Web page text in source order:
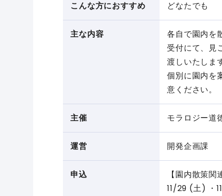
こんな方におすすめ どなたでも
主な内容
各自で園内を
受付にて、見
渡しいたしま
個別に園内を
意ください。
主催 モラロジー道
運営 開発企画課
申込
【園内散策
11/29 (土) ・